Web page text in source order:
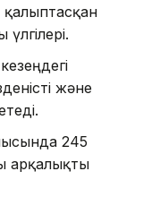
қалыптасқан
және
245
арқалықты